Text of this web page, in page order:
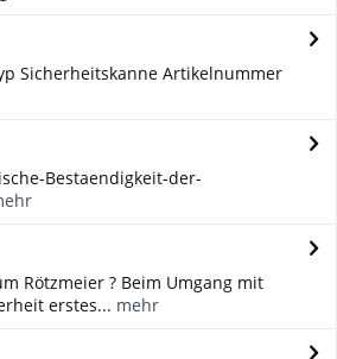
Sicherheitskanne Artikelnummer
Bestaendigkeit-der-
Rötzmeier ? Beim Umgang mit
erstes... mehr